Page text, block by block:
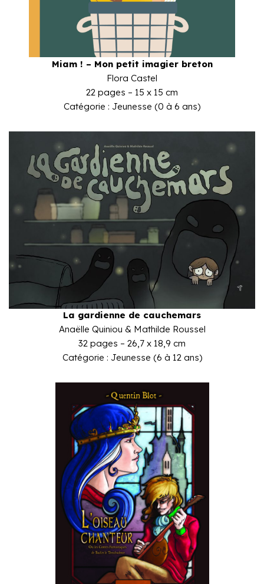
Miam ! – Mon petit imagier breton
Flora Castel
22 pages – 15 x 15 cm
Catégorie : Jeunesse (0 à 6 ans)
La gardienne de cauchemars
Anaëlle Quiniou & Mathilde Roussel
32 pages – 26,7 x 18,9 cm
Catégorie : Jeunesse (6 à 12 ans)